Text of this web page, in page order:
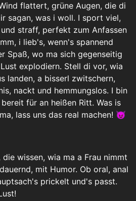
flattert, grüne Augen, die di
sagan, was i woll. I sport viel,
straff, perfekt zum Anfassen
i lieb's, wenn's spannend
Spaß, wo ma sich gegenseitig
explodiern. Stell di vor, wia
landen, a bisserl zwitschern,
nackt und hemmungslos. I bin
für an heißen Ritt. Was is
lass uns das real machen! 😈
wissen, wia ma a Frau nimmt
mit Humor. Ob oral, anal
prickelt und's passt.